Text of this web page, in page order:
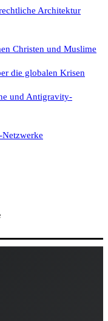
Architektur
Christen und Muslime
die globalen Krisen
und Antigravity-